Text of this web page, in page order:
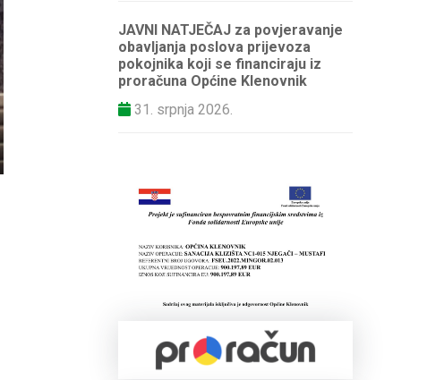
JAVNI NATJEČAJ za povjeravanje
obavljanja poslova prijevoza
pokojnika koji se financiraju iz
proračuna Općine Klenovnik
31. srpnja 2026.